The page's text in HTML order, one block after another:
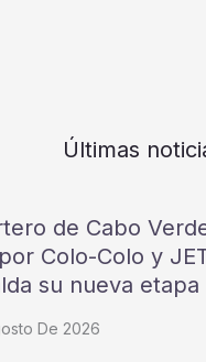
Últimas
de Cabo
Colo-Colo y
su nueva etapa
De 2026